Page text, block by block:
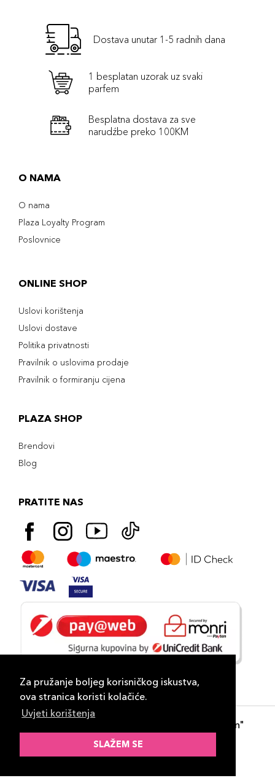
Za pružanje boljeg korisničkog iskustva,
ova stranica koristi kolačiće.
Uvjeti korištenja
SLAŽEM SE
Dostava unutar 1-5 radnih dana
1 besplatan uzorak uz svaki
parfem
Besplatna dostava za sve
narudźbe preko 100KM
O NAMA
O nama
Plaza Loyalty Program
Poslovnice
ONLINE SHOP
Uslovi korištenja
Uslovi dostave
Politika privatnosti
Pravilnik o uslovima prodaje
Pravilnik o formiranju cijena
PLAZA SHOP
Brendovi
Blog
PRATITE NAS
- "DP Lux Distribution"
d.o.o. Banja Luka
ID-S Consulting d.o.o. Sarajevo